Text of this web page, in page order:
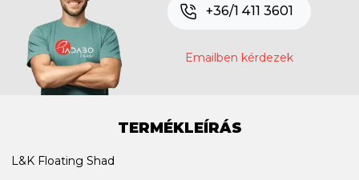
+36/1 411 3601
Emailben kérdezek
TERMÉKLEÍRÁS
L&K Floating Shad